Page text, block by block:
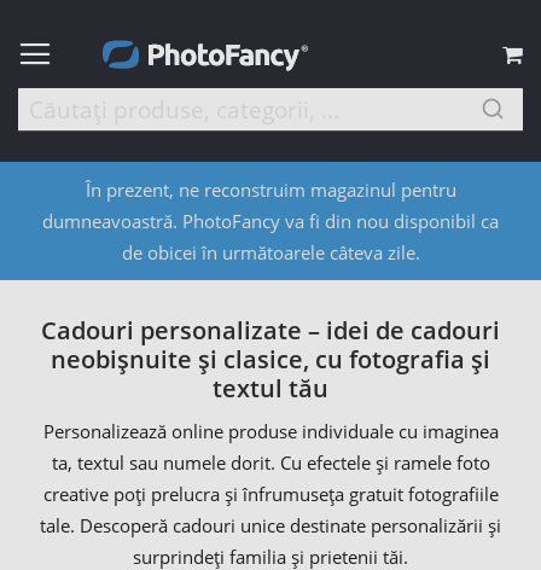
În prezent, ne reconstruim magazinul pentru
dumneavoastră. PhotoFancy va fi din nou disponibil ca
de obicei în următoarele câteva zile.
Cadouri personalizate – idei de cadouri
neobișnuite și clasice, cu fotografia și
textul tău
Personalizează online produse individuale cu imaginea
ta, textul sau numele dorit. Cu efectele și ramele foto
creative poți prelucra și înfrumuseța gratuit fotografiile
tale. Descoperă cadouri unice destinate personalizării și
surprindeți familia și prietenii tăi.